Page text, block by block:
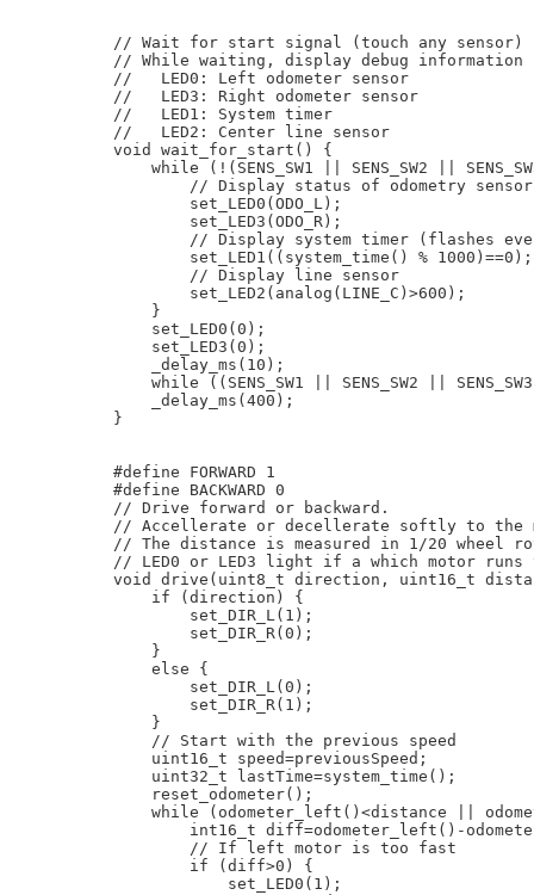
// Wait for start signal (touch any sensor)
// While waiting, display debug information
//   LED0: Left odometer sensor
//   LED3: Right odometer sensor
//   LED1: System timer
//   LED2: Center line sensor
void wait_for_start() {
while (!(SENS_SW1 || SENS_SW2 ||
// Display status of odometry
        set_LED0(ODO_L);
        set_LED3(ODO_R);
// Display system timer (flashes
        set_LED1((system_time() % 1000)==0);
        // Display line sensor
        set_LED2(analog(LINE_C)>600);
    }
    set_LED0(0);
    set_LED3(0);
    _delay_ms(10);
while ((SENS_SW1 || SENS_SW2 ||
    _delay_ms(400);
}
#define FORWARD 1
#define BACKWARD 0
// Drive forward or backward.
// Accellerate or decellerate softly to the
// The distance is measured in 1/20 wheel
// LED0 or LED3 light if a which motor
void drive(uint8_t direction, uint16_t
    if (direction) {
        set_DIR_L(1);
        set_DIR_R(0);
    }
    else {
        set_DIR_L(0);
        set_DIR_R(1);
    }
    // Start with the previous speed
    uint16_t speed=previousSpeed;
    uint32_t lastTime=system_time();
    reset_odometer();
while (odometer_left()<distance ||
int16_t diff=odometer_left()-
        // If left motor is too fast
        if (diff>0) {
            set_LED0(1);